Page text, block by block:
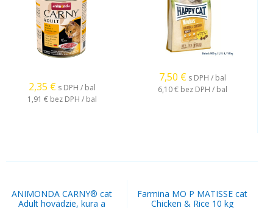
2,35 € s DPH / bal
1,91 € bez DPH / bal
7,50 € s DPH / bal
6,10 € bez DPH / bal
ANIMONDA CARNY® cat
Adult hovädzie, kura a
Farmina MO P MATISSE cat
Chicken & Rice 10 kg